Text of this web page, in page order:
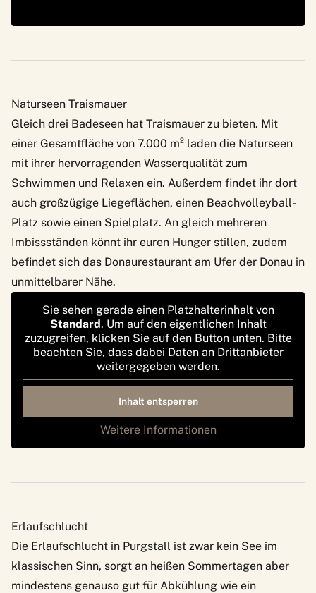
Naturseen Traismauer
Gleich drei Badeseen hat Traismauer zu bieten. Mit
einer Gesamtfläche von 7.000 m² laden die Naturseen
mit ihrer hervorragenden Wasserqualität zum
Schwimmen und Relaxen ein. Außerdem findet ihr dort
auch großzügige Liegeflächen, einen Beachvolleyball-
Platz sowie einen Spielplatz. An gleich mehreren
Imbissständen könnt ihr euren Hunger stillen, zudem
befindet sich das Donaurestaurant am Ufer der Donau in
unmittelbarer Nähe.
Sie sehen gerade einen Platzhalterinhalt von
Standard. Um auf den eigentlichen Inhalt
zuzugreifen, klicken Sie auf den Button unten. Bitte
beachten Sie, dass dabei Daten an Drittanbieter
weitergegeben werden.
Inhalt entsperren
Weitere Informationen
Erlaufschlucht
Die Erlaufschlucht in Purgstall ist zwar kein See im
klassischen Sinn, sorgt an heißen Sommertagen aber
mindestens genauso gut für Abkühlung wie ein